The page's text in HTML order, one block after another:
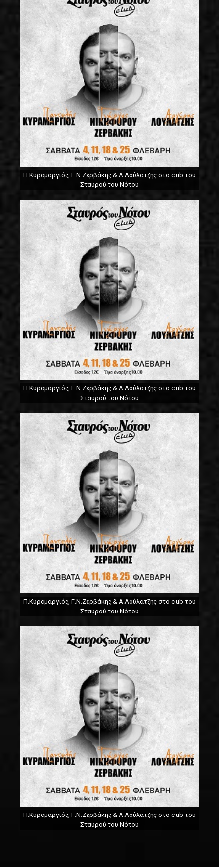
Π.Κυραμαργιός, Γ.Ν.Ζερβάκης & Α.Λούλατζης στο club του
Σταυρού του Νότου
Π.Κυραμαργιός, Γ.Ν.Ζερβάκης & Α.Λούλατζης στο club του
Σταυρού του Νότου
Π.Κυραμαργιός, Γ.Ν.Ζερβάκης & Α.Λούλατζης στο club του
Σταυρού του Νότου
Π.Κυραμαργιός, Γ.Ν.Ζερβάκης & Α.Λούλατζης στο club του
Σταυρού του Νότου